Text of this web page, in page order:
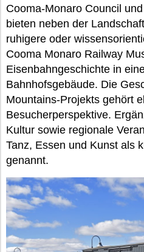
Cooma-Monaro Council
bieten neben der
ruhigere oder
Cooma Monaro Railway
Eisenbahngeschichte in
Bahnhofsgebäude. Die
Mountains-Projekts gehört
Besucherperspektive.
Kultur sowie regionale
Tanz, Essen und Kunst als
genannt.